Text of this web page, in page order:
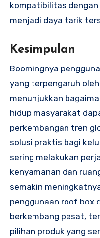
kompatibilitas dengan
menjadi daya tarik
Kesimpulan
Boomingnya
yang terpengaruh
menunjukkan
hidup masyarakat
perkembangan tren
solusi praktis bagi
sering melakukan
kenyamanan dan
semakin
penggunaan roof box
berkembang pesat,
pilihan produk yang